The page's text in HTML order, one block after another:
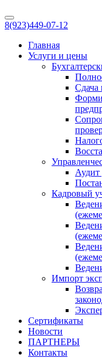
8(923)449-07-12
Главная
Услуги и цены
Сдача
Аудит
Кадровый
Импорт
Сертификаты
Новости
ПАРТНЕРЫ
Контакты